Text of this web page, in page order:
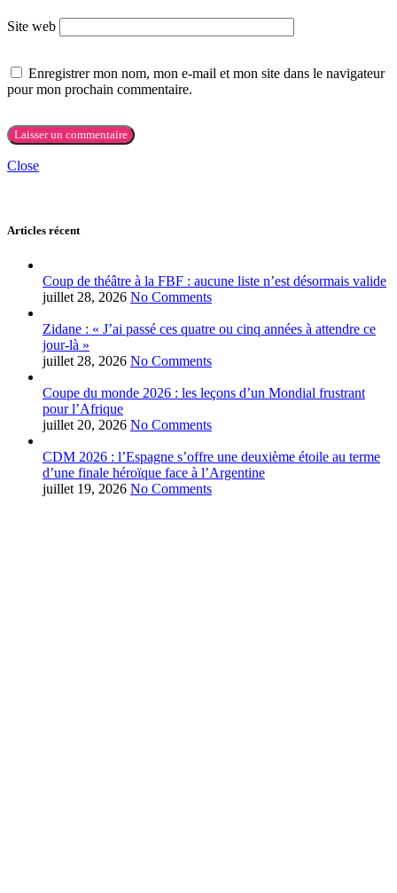
Site web
Enregistrer mon nom, mon e-mail et mon site dans le navigateur
pour mon prochain commentaire.
Close
Articles récent
Coup de théâtre à la FBF : aucune liste n’est désormais valide
juillet 28, 2026 No Comments
Zidane : « J’ai passé ces quatre ou cinq années à attendre ce
jour-là »
juillet 28, 2026 No Comments
Coupe du monde 2026 : les leçons d’un Mondial frustrant
pour l’Afrique
juillet 20, 2026 No Comments
CDM 2026 : l’Espagne s’offre une deuxième étoile au terme
d’une finale héroïque face à l’Argentine
juillet 19, 2026 No Comments